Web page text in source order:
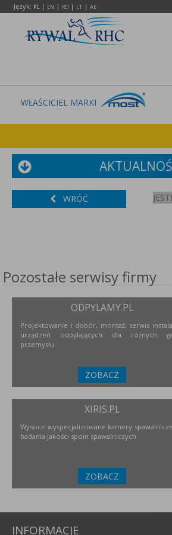
Język: PL | EN | RO | LT | AE
WŁAŚCICIEL MARKI
WRÓĆ
Pozostałe serwisy firmy
ODPYLAMY.PL
Projektowanie i dobór, montaż, serwis
urządzeń odpylających dla różnych
przemysłu.
ZOBACZ
XIRIS.PL
Wysoce wyspecjalizowane kamery
badania jakości spoin spawalniczych
ZOBACZ
INFORMACJE